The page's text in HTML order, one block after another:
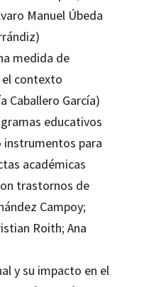
Manuel Úbeda
medida de
el contexto
Caballero García)
educativos
instrumentos para
académicas
trastornos de
Campoy;
Roith; Ana
y su impacto en el